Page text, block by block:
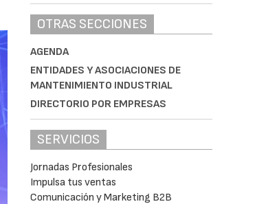
OTRAS SECCIONES
AGENDA
ENTIDADES Y ASOCIACIONES DE
MANTENIMIENTO INDUSTRIAL
DIRECTORIO POR EMPRESAS
SERVICIOS
Jornadas Profesionales
Impulsa tus ventas
Comunicación y Marketing B2B